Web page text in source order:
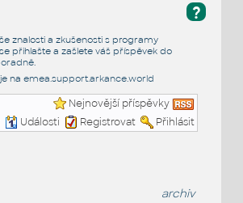
?
znalosti a zkušenosti s programy
přihlašte a zašlete váš příspěvek do
.
na emea.support.arkance.world
Nejnovější příspěvky
Události Registrovat Přihlásit
archiv